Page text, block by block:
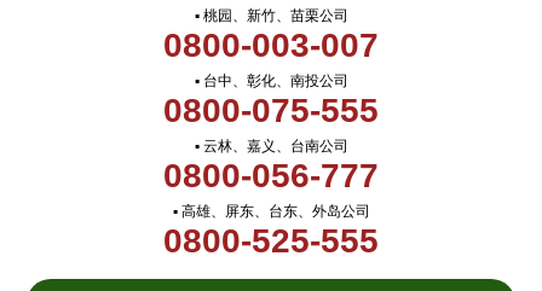
▪ 桃园、新竹、苗栗公司
0800-003-007
▪ 台中、彰化、南投公司
0800-075-555
▪ 云林、嘉义、台南公司
0800-056-777
▪ 高雄、屏东、台东、外岛公司
0800-525-555